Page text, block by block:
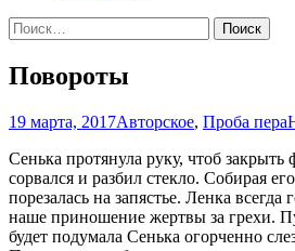
Найти:
Повороты
19 марта, 2017Авторское, Проба пера
Сенька протянула руку, чтоб
сорвался и разбил стекло. Собирая
порезалась на запястье. Ленка
наше приношение жертвы за грехи.
будет подумала Сенька огорченно